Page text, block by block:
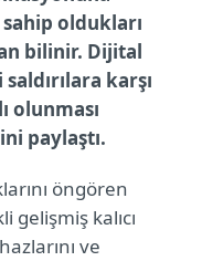
oldukları
bilinir. Dijital
karşı
olunması
paylaştı.
öngören
gelişmiş kalıcı
ve